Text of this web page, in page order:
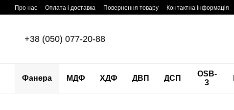
Перейти до основного контенту
Про нас Оплата і доставка Повернення товару Контактна інформація
+38 (050) 077-20-88
Фанера МДФ ХДФ ДВП ДСП
OSB-
3